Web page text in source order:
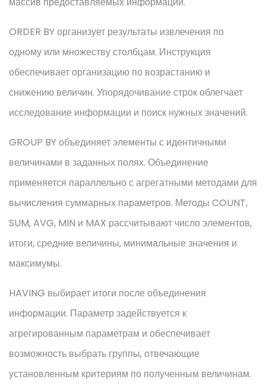
ORDER BY организует результаты извлечения по
одному или множеству столбцам. Инструкция
обеспечивает организацию по возрастанию и
снижению величин. Упорядочивание строк облегчает
исследование информации и поиск нужных значений.
GROUP BY объединяет элементы с идентичными
величинами в заданных полях. Объединение
применяется параллельно с агрегатными методами для
вычисления суммарных параметров. Методы COUNT,
SUM, AVG, MIN и MAX рассчитывают число элементов,
итоги, средние величины, минимальные значения и
максимумы.
HAVING выбирает итоги после объединения
информации. Параметр задействуется к
агрегированным параметрам и обеспечивает
возможность выбрать группы, отвечающие
установленным критериям по полученным величинам.